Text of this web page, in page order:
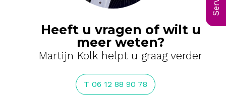
Heeft u vragen of wilt u
meer weten?
Martijn Kolk helpt u graag verder
T 06 12 88 90 78